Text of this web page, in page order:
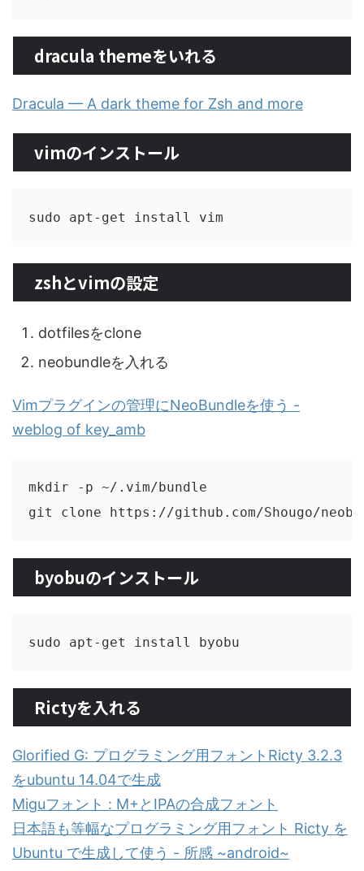
dracula themeをいれる
Dracula — A dark theme for Zsh and more
vimのインストール
zshとvimの設定
dotfilesをclone
neobundleを入れる
Vimプラグインの管理にNeoBundleを使う -
weblog of key_amb
mkdir -p ~/.vim/bundle
byobuのインストール
Rictyを入れる
Glorified G: プログラミング用フォントRicty 3.2.3
をubuntu 14.04で生成
Miguフォント : M+とIPAの合成フォント
日本語も等幅なプログラミング用フォント Ricty を
Ubuntu で生成して使う - 所感 ~android~